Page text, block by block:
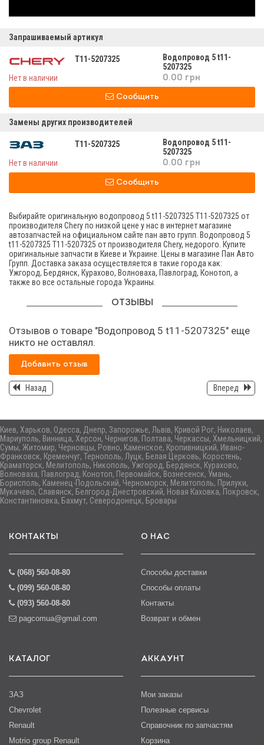
Запрашиваемый артикул
T11-5207325
Водопровод 5 t11-
5207325
Нет в наличии
0.00 грн
Сообщить
Замены других производителей
T11-5207325
Водопровод 5 t11-
5207325
Нет в наличии
0.00 грн
Сообщить
Выбирайте оригинальную водопровод 5 t11-5207325 T11-5207325 от
производителя Chery по низкой цене у нас в интернет магазине
автозапчастей на официальном сайте пан авто групп. Водопровод 5
t11-5207325 T11-5207325 от производителя Chery, недорого. Купите
оригинальные запчасти в Киеве и Украине. Цены в магазине Пан Авто
Групп. Доставка заказа осуществляется в такие города как:
Ужгород, Бердянск, Курахово, Волноваха, Павлоград, Конотоп, а
также во все остальные города Украины.
ОТЗЫВЫ
Отзывов о товаре "Водопровод 5 t11-5207325" еще
никто не оставлял.
Добавить отзыв
Назад Вперед
Киев, Харьков, Одесса, Днепр, Запорожье, Львів, Кривой Рог, Николаев,
Мариуполь, Винница, Херсон, Чернигов, Полтава, Черкассы, Хмельницкий,
Сумы, Житомир, Черновцы, Ровно, Каменское, Кропивницкий, Ивано-
Франковск, Кременчуг, Тернополь, Луцк, Белая Церковь, Коростень,
Краматорск, Мелитополь, Никополь, Ужгород, Бердянск, Курахово,
Волноваха, Павлоград, Конотоп, Первомайск, Вознесенск, Умань,
Борисполь, Каменец-Подольский, Черноморск, Мелитополь, Прилуки,
Мукачево, Славянск, Белгород-Днестровский, Новая Каховка, Покровск,
Константиновка, Бахмут, Северодонецк, Бровары
КОНТАКТЫ
(068) 560-08-80
(099) 560-08-80
(093) 560-08-80
pagcomua@gmail.com
О НАС
Способы доставки
Способы оплаты
Контакты
Возврат и обмен
КАТАЛОГ
ЗАЗ
Chevrolet
Renault
Motrio group Renault
АККАУНТ
Мои заказы
Полезные сервисы
Справочник по запчастям
Корзина